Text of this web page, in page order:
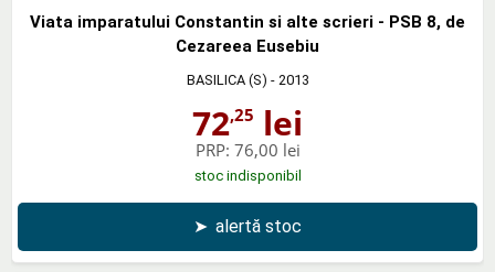
Viata imparatului Constantin si alte scrieri - PSB 8, de
Cezareea Eusebiu
BASILICA (S) - 2013
72,25 lei
PRP: 76,00 lei
stoc indisponibil
➤ alertă stoc